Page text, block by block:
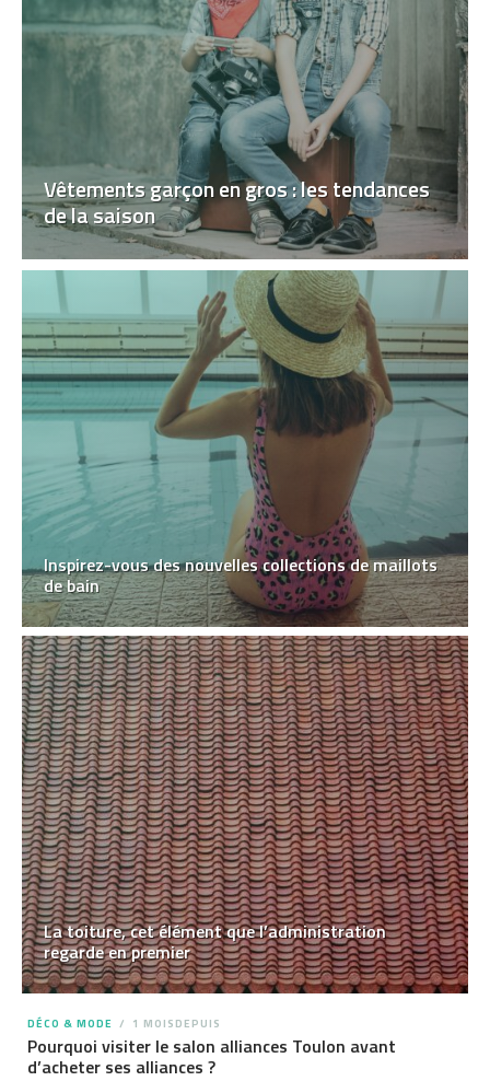
Vêtements garçon en gros : les tendances
de la saison
Inspirez-vous des nouvelles collections de maillots
de bain
La toiture, cet élément que l’administration
regarde en premier
DÉCO & MODE 1 MOISDEPUIS
Pourquoi visiter le salon alliances Toulon avant
d’acheter ses alliances ?